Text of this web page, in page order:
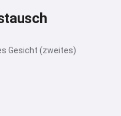
Gesicht (zweites)